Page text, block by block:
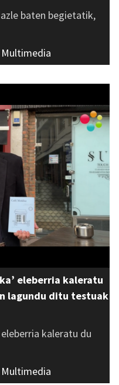
baten begietatik,
Multimedia
eleberria kaleratu
lagundu ditu testuak
kaleratu du
Multimedia